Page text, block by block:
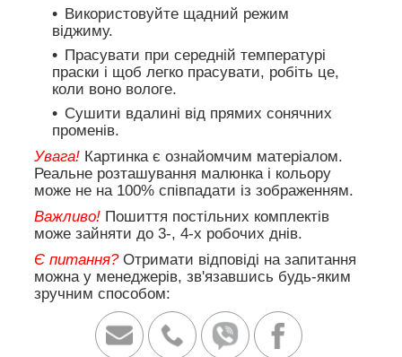
Використовуйте щадний режим
віджиму.
Прасувати при середній температурі
праски і щоб легко прасувати, робіть це,
коли воно вологе.
Сушити вдалині від прямих сонячних
променів.
Увага! Картинка є ознайомчим матеріалом.
Реальне розташування малюнка і кольору
може не на 100% співпадати із зображенням.
Важливо! Пошиття постільних комплектів
може зайняти до 3-, 4-х робочих днів.
Є питання? Отримати відповіді на запитання
можна у менеджерів, зв'язавшись будь-яким
зручним способом: